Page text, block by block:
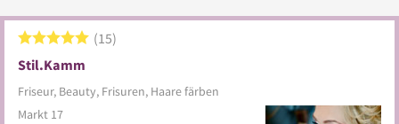
Stil.Kamm
Friseur, Beauty, Frisuren, Haare färben
15
Markt 17